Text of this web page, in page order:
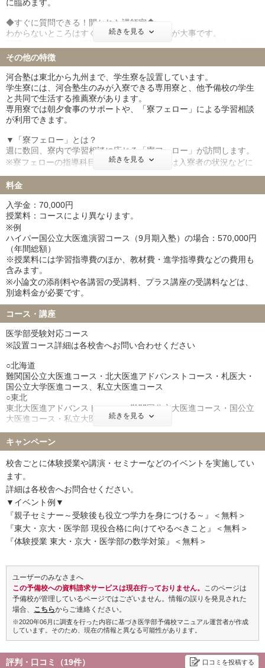
す。
報や入試に向けた心構えなどをご説明します。
に臨めます。
◆すぐに質問できる！開かれた講師室◆
わからないところはすぐに解決しておくことが大事です。
遠慮することはありません。
講師は一人ひとり丁寧に、分かるまで徹底的に対応します。
続きを見る
その他の特徴
河合塾は東北から九州まで、学生寮を設置しています。
学生寮には、河合塾生のみが入寮できる専用寮と、他予備校の学生
と共同で生活する推薦寮があります。
専用寮では朝夕食事のサポートや、「寮フェロー」による学習相談
が利用できます。
▼「寮フェロー」とは？
週に数回、寮内で学習相談に応じる「寮フェロー」が訪問します。
※寮フェローの指導科目や訪問スケジュールは入寮者の状況などに
※設備一例※
・個室…ユニットバス／冷蔵庫／ベッド／机・椅子・ライト／本棚
／冷暖房
・共用…食堂／ラウンジ／自習室／無料コインランドリー／自動販
売機など
※寮費：寮により異なります。詳細は該当校舎にお問い合わせくだ
さい。※
続きを見る
料金
入学金：70,000円
授業料：コースにより異なります。
※例
ハイパー国公立大医進演習コース（9月期入塾）の場合：570,000円
（年間総額）
※授業料には学習指導費のほか、教材費・進学指導費などの費用も
含みます。
※小論文の添削料や各講習の受講料、プラス講座の受講料などは、
別途料金が必要です。
コース・講座
医学部受験対応コース
※設置コース詳細は各校舎へお問い合わせください
○北海道
難関国公立大医進コース・北大医進アドバンストコース・札医大・
国公立大学医進コース、私立大医進コース
○東北
東北大医進アドバンストコース・難関国公立大医進コース・国公立
大医進コース・私立大医進コース）
ハイパー国公立大医進コース・難関国公立大医進アドバンスコー
ス・国公立大医進コース・私立大医進スコース
○東海
SUPER ONEWEX国公立大医進コース・SUPER ONEWEX名大医進
コース・Supreme国公立大医進コース・Supreme名大医進コース
○近畿
エクシード東大理三コース・エクシード京大医進コース・エクシー
ド阪大医進コース・トップナビ国公立大医進コース・トップナビ私
立大医進コース・・国公立大医進コース・ 私立大医進コース・難関
国公立大医進アドバンスコース・国公立大医進コース・私立大医進
スコース
SUPER ONEWEX国公立大医進コース・広大医進コース・難関広大
医進コース・私立大医進スコース
○九州
九大医進アドバンストコース・ＥＸ国立大医進コース・国公立大医
進コース ・私立大医進コース
続きを見る
キャンペーン
校舎ごとに体験授業や講演・セミナーなどのイベントを実施してい
ます。
詳細は各校舎へお問合せください。
▼イベント例▼
『親子セミナー～受験後も役立つ学力を身につける～』＜無料＞
『東大・京大・医学部 現役合格に向けてやるべきこと』＜無料＞
『体験授業 東大・京大・医学部の数学対策』＜無料＞
ユーザーのみなさまへ
この予備校への資料請求サービスは現在行っておりません。 このページは
予備校が管理しているページではございません。情報の誤りを発見された
場合、 こちらからご連絡ください。
※2020年06月に調査を行った内容に基づき医学部予備校マニュアル運営者が作成
しています。そのため、現在の情報と異なる可能性があります。
評判・口コミ（19件） 口コミを投稿する